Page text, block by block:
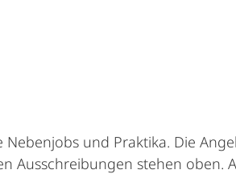
und Praktika. Die
Ausschreibungen stehen oben.